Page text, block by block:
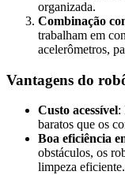
organizada.
Combinação
trabalham em
acelerômetros,
Vantagens do
Custo acessível:
baratos que os
Boa eficiência
obstáculos, os
limpeza eficiente.